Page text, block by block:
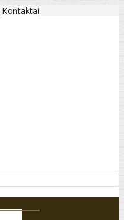
Kontaktai